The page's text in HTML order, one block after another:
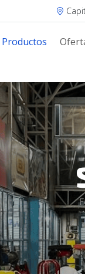
Productos